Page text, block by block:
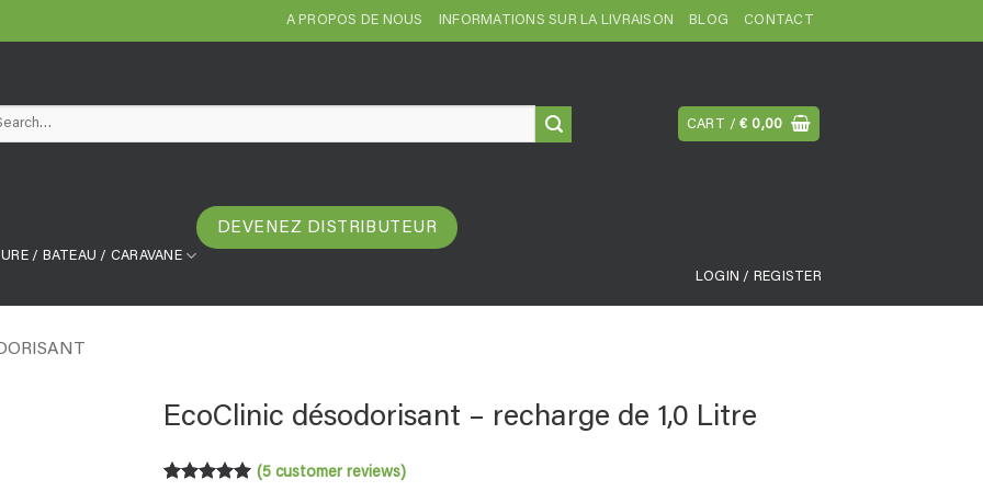
A PROPOS DE NOUS INFORMATIONS SUR LA LIVRAISON BLOG CONTACT
CART /€ 0,00
/ BATEAU / CARAVANE
DEVENEZ DISTRIBUTEUR
LOGIN / REGISTER
EcoClinic désodorisant – recharge de 1,0 Litre
(5customer reviews)